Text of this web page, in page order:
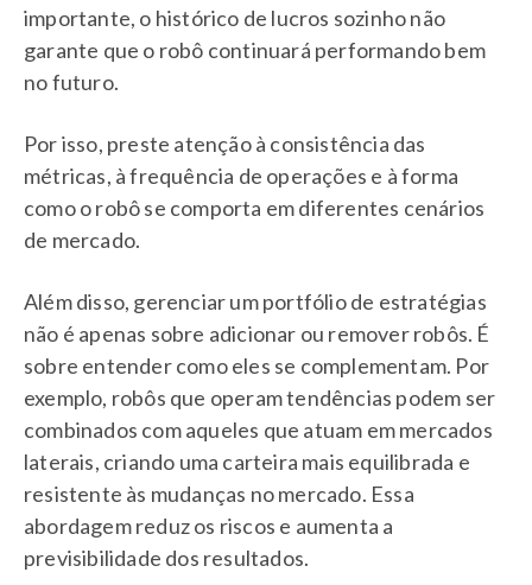
importante, o histórico de lucros sozinho não
garante que o robô continuará performando bem
no futuro.
Por isso, preste atenção à consistência das
métricas, à frequência de operações e à forma
como o robô se comporta em diferentes cenários
de mercado.
Além disso, gerenciar um portfólio de estratégias
não é apenas sobre adicionar ou remover robôs. É
sobre entender como eles se complementam. Por
exemplo, robôs que operam tendências podem ser
combinados com aqueles que atuam em mercados
laterais, criando uma carteira mais equilibrada e
resistente às mudanças no mercado. Essa
abordagem reduz os riscos e aumenta a
previsibilidade dos resultados.